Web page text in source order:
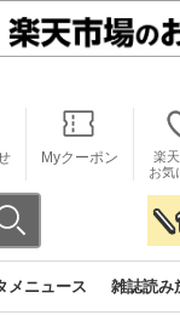
Myクーポン
楽
お気
メニュース 雑誌読み